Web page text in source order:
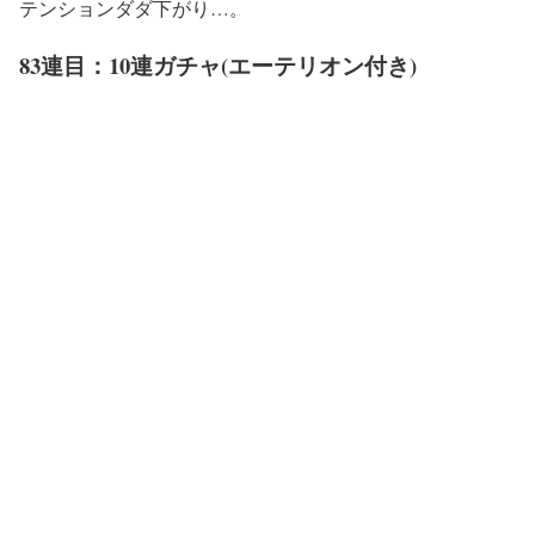
テンションダダ下がり…。
83連目：10連ガチャ(エーテリオン付き)